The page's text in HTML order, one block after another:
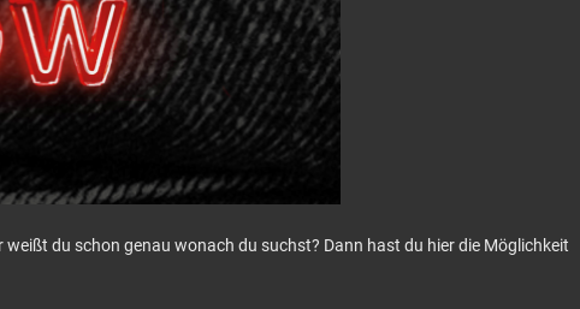
weißt du schon genau wonach du suchst? Dann hast du hier die Möglichkeit